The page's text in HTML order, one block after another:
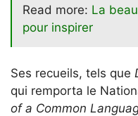
Read more: La
pour inspirer
Ses recueils, tels que
qui remporta le
of a Common